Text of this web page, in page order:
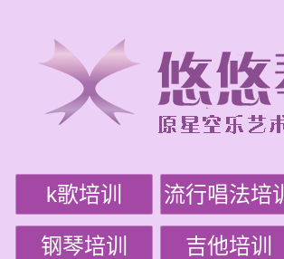
k歌培训 流行唱法培训
钢琴培训 吉他培训